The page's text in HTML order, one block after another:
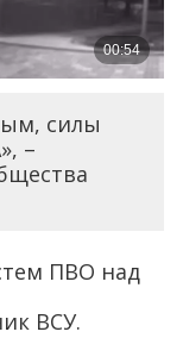
силы
–
ПВО над
ВСУ.